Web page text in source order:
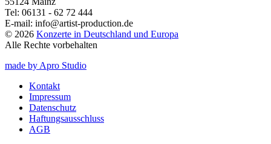
Tel: 06131 - 62 72 444
E-mail: info@artist-production.de
© 2026 Konzerte in Deutschland und Europa
Alle Rechte vorbehalten
made by Apro Studio
Kontakt
Impressum
Datenschutz
Haftungsausschluss
AGB